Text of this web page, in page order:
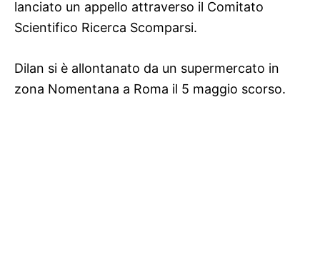
lanciato un appello attraverso il Comitato
Scientifico Ricerca Scomparsi.
Dilan si è allontanato da un supermercato in
zona Nomentana a Roma il 5 maggio scorso.